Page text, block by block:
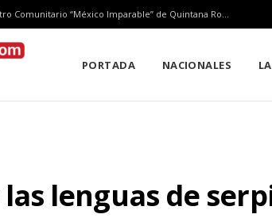
Playa del Carmen tendrá el primer Centro Comunitario “México Imparable” de Quintana Roo: Mara Lezama
PORTADA NACIONALES
las lenguas de